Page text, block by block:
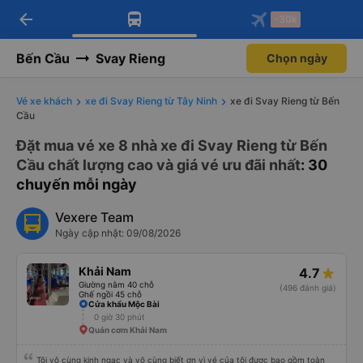
Tải app Vexere ngay!
Nhận ưu đãi thành viên độc
Mở app
Tải app Vexere
-30k/ghế khi đặt vé máy bay qua
Mở app
arrow_back -30k
Bến Cầu Svay Rieng Chọn ngày
Vé xe khách xe đi Svay Rieng từ Tây Ninh
xe đi Svay Rieng từ Bến
Cầu
Đặt mua vé xe 8 nhà xe đi Svay Rieng từ Bến
Cầu chất lượng cao và giá vé ưu đãi nhất: 30
chuyến mỗi ngày
Vexere Team
Ngày cập nhật: 09/08/2026
Khải Nam
Giường nằm 40 chỗ
Ghế ngồi 45 chỗ
4.7
(496 đánh giá)
Cửa khẩu Mộc Bài
0 giờ 30 phút
Quán cơm Khải Nam
Tôi vô cùng kinh ngạc và vô cùng biết ơn vì vé của tôi được bao gồm toàn